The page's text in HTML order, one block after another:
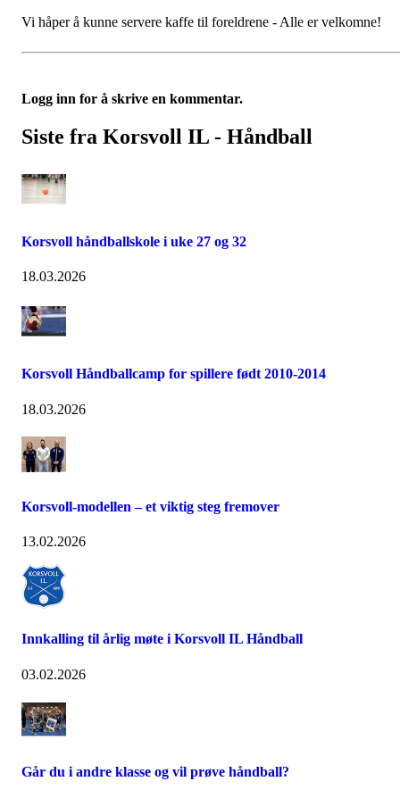
Vi håper å kunne servere kaffe til foreldrene - Alle er velkomne!
Logg inn for å skrive en kommentar.
Siste fra Korsvoll IL - Håndball
Korsvoll håndballskole i uke 27 og 32
18.03.2026
Korsvoll Håndballcamp for spillere født 2010-2014
18.03.2026
Korsvoll-modellen – et viktig steg fremover
13.02.2026
Innkalling til årlig møte i Korsvoll IL Håndball
03.02.2026
Går du i andre klasse og vil prøve håndball?